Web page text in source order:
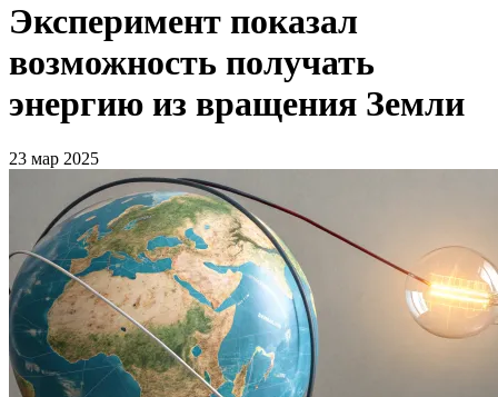
Эксперимент показал
возможность получать
энергию из вращения Земли
23 мар 2025